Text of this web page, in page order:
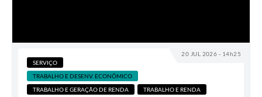
20 JUL 2026 - 14h25
SERVIÇO
TRABALHO E DESENV. ECONÔMICO
TRABALHO E GERAÇÃO DE RENDA
TRABALHO E RENDA